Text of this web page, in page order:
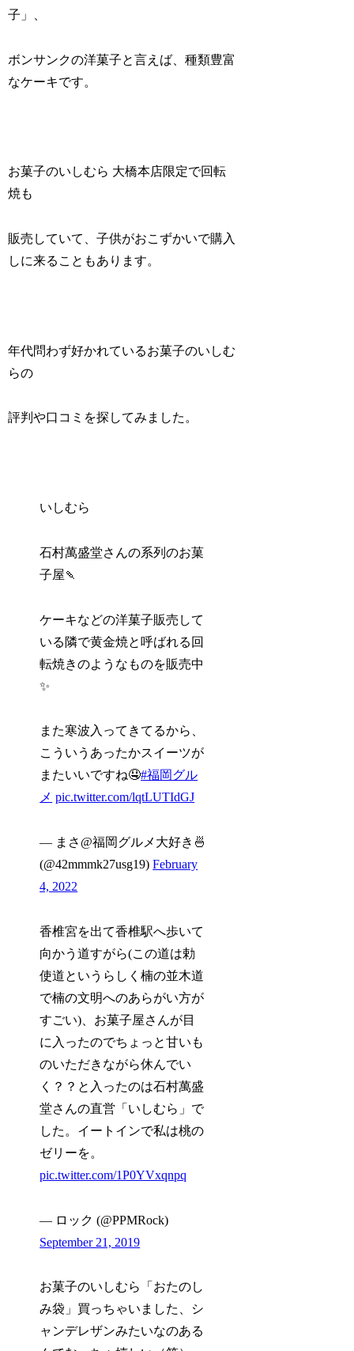
子」、
ボンサンクの洋菓子と言えば、種類豊富
なケーキです。
お菓子のいしむら 大橋本店限定で回転
焼も
販売していて、子供がおこずかいで購入
しに来ることもあります。
年代問わず好かれているお菓子のいしむ
らの
評判や口コミを探してみました。
いしむら
石村萬盛堂さんの系列のお菓
子屋🍡
ケーキなどの洋菓子販売して
いる隣で黄金焼と呼ばれる回
転焼きのようなものを販売中
✨
また寒波入ってきてるから、
こういうあったかスイーツが
またいいですね🤤#福岡グル
メ pic.twitter.com/lqtLUTIdGJ
— まさ@福岡グルメ大好き🍜
(@42mmmk27usg19)February
4, 2022
香椎宮を出て香椎駅へ歩いて
向かう道すがら(この道は勅
使道というらしく楠の並木道
で楠の文明へのあらがい方が
すごい)、お菓子屋さんが目
に入ったのでちょっと甘いも
のいただきながら休んでい
く？？と入ったのは石村萬盛
堂さんの直営「いしむら」で
した。イートインで私は桃の
ゼリーを。
pic.twitter.com/1P0YVxqnpq
— ロック (@PPMRock)
September 21, 2019
お菓子のいしむら「おたのし
み袋」買っちゃいました、シ
ャンデレザンみたいなのある